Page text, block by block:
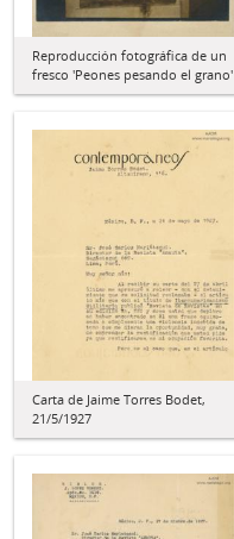
Reproducción fotográfica de un
fresco 'Peones pesando el grano'
Carta de Jaime Torres Bodet,
21/5/1927